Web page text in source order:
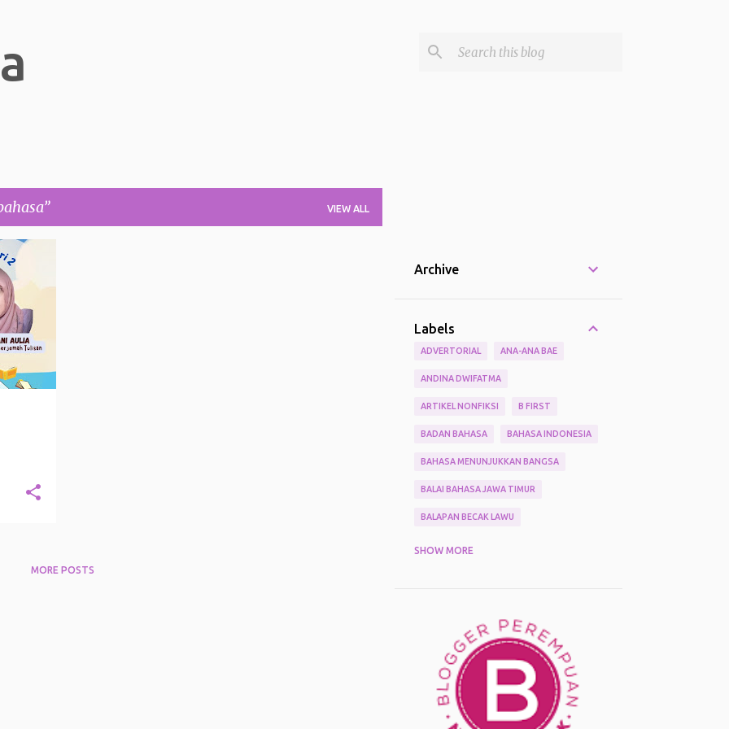
VIEW ALL
MORE POSTS
Archive
Labels
ADVERTORIAL ANA-ANA BAE
ANDINA DWIFATMA
ARTIKEL NONFIKSI B FIRST
BADAN BAHASA BAHASA INDONESIA
BAHASA MENUNJUKKAN BANGSA
BALAI BAHASA JAWA TIMUR
BALAPAN BECAK LAWU
BLOGGER BLOGGING
BPJS KESEHATAN BUAH
BUAH MENTEGA
BUKTI PEMBAYARAN PKB BUKU
SHOW MORE